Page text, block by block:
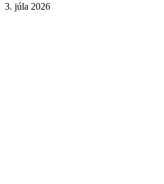
3. júla 2026